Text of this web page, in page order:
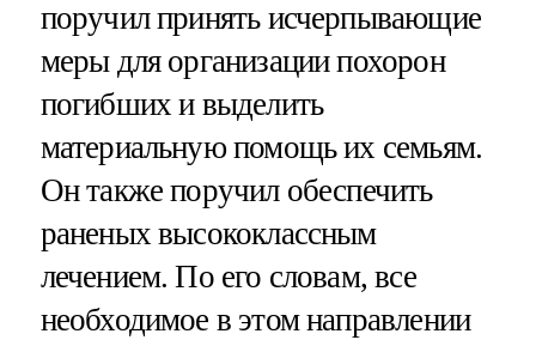
поручил принять исчерпывающие
меры для организации похорон
погибших и выделить
материальную помощь их семьям.
Он также поручил обеспечить
раненых высококлассным
лечением. По его словам, все
необходимое в этом направлении